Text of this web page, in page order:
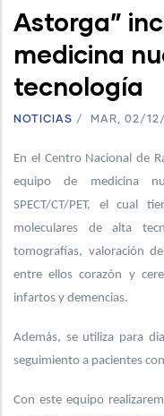
Astorga”
medicina
tecnología
NOTICIAS / MAR, 02/
En el Centro Nacional de
equipo de medicina
SPECT/CT/PET, el cual
moleculares de alta
tomografías, valoración
entre ellos corazón y
infartos y demencias.
Además, se utiliza para
seguimiento a pacientes
Con este equipo